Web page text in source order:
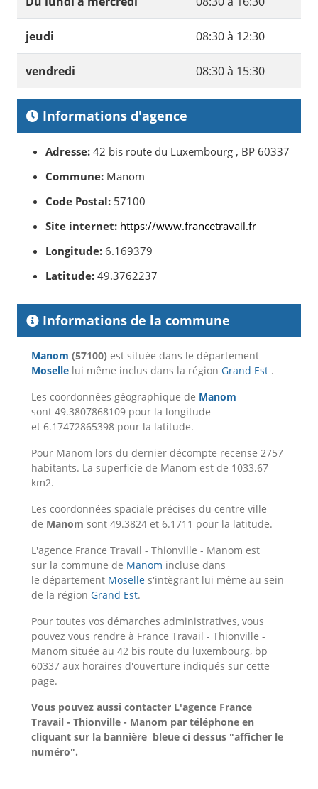
jeudi 08:30 à 12:30
vendredi 08:30 à 15:30
Informations d'agence
Adresse: 42 bis route du Luxembourg , BP 60337
Commune: Manom
Code Postal: 57100
Site internet: https://www.francetravail.fr
Longitude: 6.169379
Latitude: 49.3762237
Informations de la commune
Manom (57100) est située dans le département
Moselle lui même inclus dans la région Grand Est .
Les coordonnées géographique de Manom
sont 49.3807868109 pour la longitude
et 6.17472865398 pour la latitude.
Pour Manom lors du dernier décompte recense 2757
habitants. La superficie de Manom est de 1033.67
km2.
Les coordonnées spaciale précises du centre ville
de Manom sont 49.3824 et 6.1711 pour la latitude.
L'agence France Travail - Thionville - Manom est
sur la commune de Manom incluse dans
le département Moselle s'intègrant lui même au sein
de la région Grand Est.
Pour toutes vos démarches administratives, vous
pouvez vous rendre à France Travail - Thionville -
Manom située au 42 bis route du luxembourg, bp
60337 aux horaires d'ouverture indiqués sur cette
page.
Vous pouvez aussi contacter L'agence France
Travail - Thionville - Manom par téléphone en
cliquant sur la bannière bleue ci dessus "afficher le
numéro".